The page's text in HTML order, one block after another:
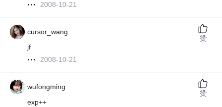
2008-10-21
cursor_wang
jf
2008-10-21
赞
wufongming
exp++
赞